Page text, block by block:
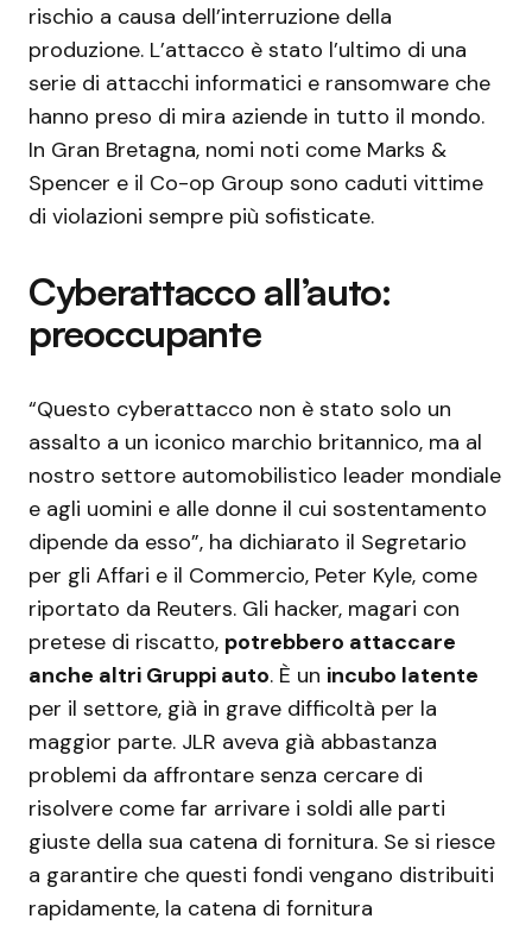
rischio a causa dell’interruzione della
produzione. L’attacco è stato l’ultimo di una
serie di attacchi informatici e ransomware che
hanno preso di mira aziende in tutto il mondo.
In Gran Bretagna, nomi noti come Marks &
Spencer e il Co-op Group sono caduti vittime
di violazioni sempre più sofisticate.
Cyberattacco all’auto:
preoccupante
“Questo cyberattacco non è stato solo un
assalto a un iconico marchio britannico, ma al
nostro settore automobilistico leader mondiale
e agli uomini e alle donne il cui sostentamento
dipende da esso”, ha dichiarato il Segretario
per gli Affari e il Commercio, Peter Kyle, come
riportato da Reuters. Gli hacker, magari con
pretese di riscatto, potrebbero attaccare
anche altri Gruppi auto. È un incubo latente
per il settore, già in grave difficoltà per la
maggior parte. JLR aveva già abbastanza
problemi da affrontare senza cercare di
risolvere come far arrivare i soldi alle parti
giuste della sua catena di fornitura. Se si riesce
a garantire che questi fondi vengano distribuiti
rapidamente, la catena di fornitura